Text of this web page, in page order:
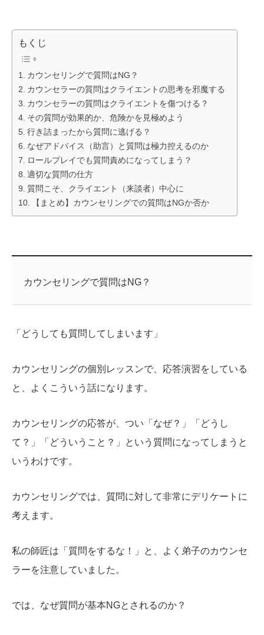
もくじ
カウンセリングで質問はNG？
カウンセラーの質問はクライエントの思考を邪魔する
カウンセラーの質問はクライエントを傷つける？
その質問が効果的か、危険かを見極めよう
行き詰まったから質問に逃げる？
なぜアドバイス（助言）と質問は極力控えるのか
ロールプレイでも質問責めになってしまう？
適切な質問の仕方
質問こそ、クライエント（来談者）中心に
【まとめ】カウンセリングでの質問はNGか否か
カウンセリングで質問はNG？
「どうしても質問してしまいます」
カウンセリングの個別レッスンで、応答演習をしている
と、よくこういう話になります。
カウンセリングの応答が、つい「なぜ？」「どうし
て？」「どういうこと？」という質問になってしまうと
いうわけです。
カウンセリングでは、質問に対して非常にデリケートに
考えます。
私の師匠は「質問をするな！」と、よく弟子のカウンセ
ラーを注意していました。
では、なぜ質問が基本NGとされるのか？